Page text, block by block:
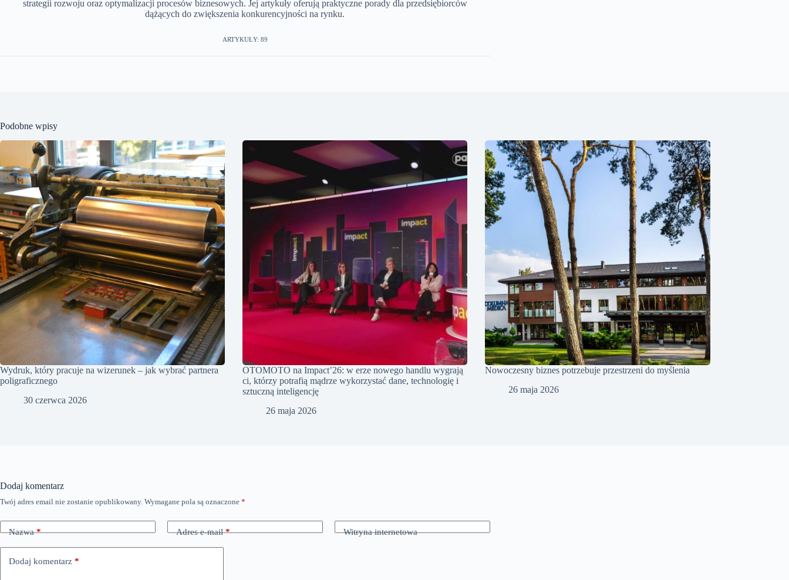
strategii rozwoju oraz optymalizacji procesów biznesowych. Jej artykuły oferują praktyczne porady dla przedsiębiorców
dążących do zwiększenia konkurencyjności na rynku.
ARTYKUŁY: 89
Podobne wpisy
Wydruk, który pracuje na wizerunek – jak wybrać partnera
poligraficznego
30 czerwca 2026
OTOMOTO na Impact’26: w erze nowego handlu wygrają
ci, którzy potrafią mądrze wykorzystać dane, technologię i
sztuczną inteligencję
26 maja 2026
Nowoczesny biznes potrzebuje przestrzeni do myślenia
26 maja 2026
Dodaj komentarz
Twój adres email nie zostanie opublikowany. Wymagane pola są oznaczone *
Nazwa* Adres e-mail* Witryna internetowa
Dodaj komentarz *